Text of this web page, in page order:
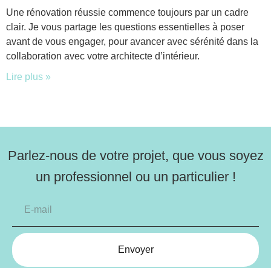
Une rénovation réussie commence toujours par un cadre
clair. Je vous partage les questions essentielles à poser
avant de vous engager, pour avancer avec sérénité dans la
collaboration avec votre architecte d’intérieur.
Lire plus »
Parlez-nous de votre projet, que vous soyez
un professionnel ou un particulier !
Envoyer